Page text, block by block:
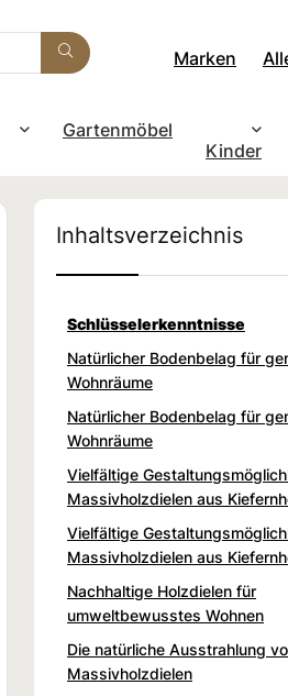
Marken
Gartenmöbel
Kinder
Inhaltsverzeichnis
Schlüsselerkenntnisse
Natürlicher Bodenbelag für
Wohnräume
Natürlicher Bodenbelag für
Wohnräume
Vielfältige
Massivholzdielen aus
Vielfältige
Massivholzdielen aus
Nachhaltige Holzdielen für
umweltbewusstes Wohnen
Die natürliche Ausstrahlung
Massivholzdielen